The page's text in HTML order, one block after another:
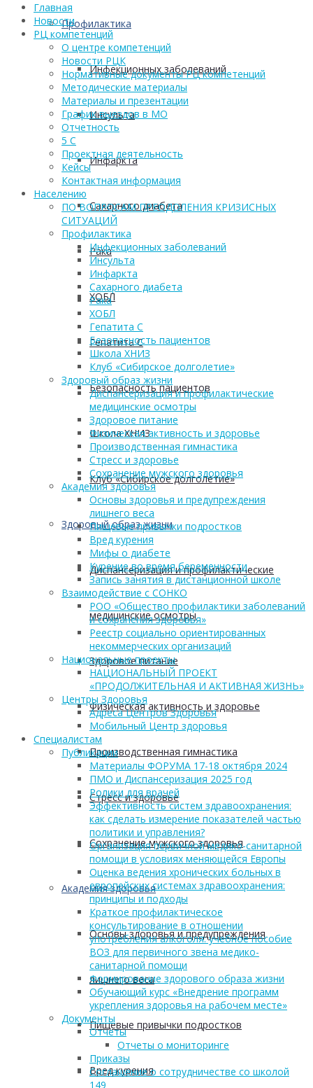
Профилактика
Инфекционных заболеваний
Инсульта
Инфаркта
Сахарного диабета
Рака
ХОБЛ
Гепатита С
Безопасность пациентов
Школа ХНИЗ
Клуб «Сибирское долголетие»
Здоровый образ жизни
Диспансеризация и профилактические
медицинские осмотры
Здоровое питание
Физическая активность и здоровье
Производственная гимнастика
Стресс и здоровье
Сохранение мужского здоровья
Академия здоровья
Основы здоровья и предупреждения
лишнего веса
Пищевые привычки подростков
Вред курения
Главная
Новости
РЦ компетенций
О центре компетенций
Новости РЦК
Нормативные документы РЦ компетенций
Методические материалы
Материалы и презентации
График выездов в МО
Отчетность
5 С
Проектная деятельность
Кейсы
Контактная информация
Населению
ПО ВОПРОСАМ ПРЕОДОЛЕНИЯ КРИЗИСНЫХ
СИТУАЦИЙ
Профилактика
Инфекционных заболеваний
Инсульта
Инфаркта
Сахарного диабета
Рака
ХОБЛ
Гепатита С
Безопасность пациентов
Школа ХНИЗ
Клуб «Сибирское долголетие»
Здоровый образ жизни
Диспансеризация и профилактические
медицинские осмотры
Здоровое питание
Физическая активность и здоровье
Производственная гимнастика
Стресс и здоровье
Сохранение мужского здоровья
Академия здоровья
Основы здоровья и предупреждения
лишнего веса
Пищевые привычки подростков
Вред курения
Мифы о диабете
Курение во время беременности
Запись занятия в дистанционной школе
Взаимодействие с СОНКО
РОО «Общество профилактики заболеваний
и сохранения здоровья»
Реестр социально ориентированных
некоммерческих организаций
Национальные проекты
НАЦИОНАЛЬНЫЙ ПРОЕКТ
«ПРОДОЛЖИТЕЛЬНАЯ И АКТИВНАЯ ЖИЗНЬ»
Центры Здоровья
Адреса Центров Здоровья
Мобильный Центр здоровья
Cпециалистам
Публикации
Материалы ФОРУМА 17-18 октября 2024
ПМО и Диспансеризация 2025 год
Ролики для врачей
Эффективность систем здравоохранения:
как сделать измерение показателей частью
политики и управления?
Организация первичной медико-санитарной
помощи в условиях меняющейся Европы
Оценка ведения хронических больных в
европейских системах здравоохранения:
принципы и подходы
Краткое профилактическое
консультирование в отношении
употребления алкоголя: учебное пособие
ВОЗ для первичного звена медико-
санитарной помощи
Формирование здорового образа жизни
Обучающий курс «Внедрение программ
укрепления здоровья на рабочем месте»
Документы
Отчеты
Отчеты о мониторинге
Приказы
Соглашение о сотрудничестве со школой
149